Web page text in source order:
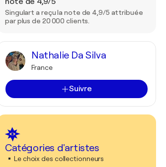
Singulart a reçu la note de 4,9/5 attribuée
par plus de 20 000 clients.
Nathalie Da Silva
France
Suivre
Catégories d'artistes
Le choix des collectionneurs